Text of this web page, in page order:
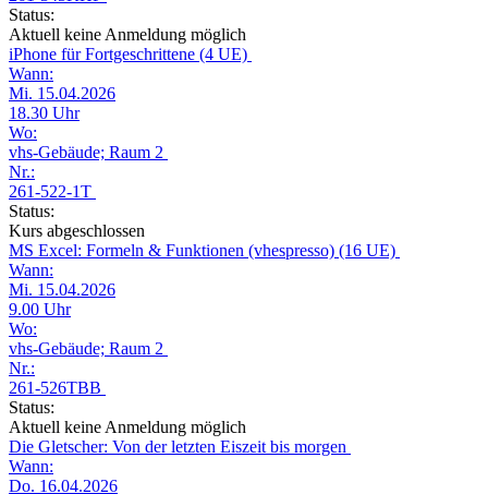
Status:
Aktuell keine Anmeldung möglich
iPhone für Fortgeschrittene (4 UE)
Wann:
Mi. 15.04.2026
18.30 Uhr
Wo:
vhs-Gebäude; Raum 2
Nr.:
261-522-1T
Status:
Kurs abgeschlossen
MS Excel: Formeln & Funktionen (vhespresso) (16 UE)
Wann:
Mi. 15.04.2026
9.00 Uhr
Wo:
vhs-Gebäude; Raum 2
Nr.:
261-526TBB
Status:
Aktuell keine Anmeldung möglich
Die Gletscher: Von der letzten Eiszeit bis morgen
Wann:
Do. 16.04.2026